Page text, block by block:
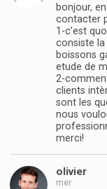
bonjour,
contacter
1-c’est
consiste
boissons
etude de
2-
clients
sont les
nous
merci!
olivier
mer